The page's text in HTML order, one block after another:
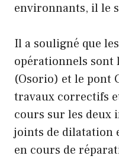
environnants, il le
Il a souligné que
opérationnels sont
(Osorio) et le pont
travaux correctifs
cours sur les deux
joints de dilatation
en cours de